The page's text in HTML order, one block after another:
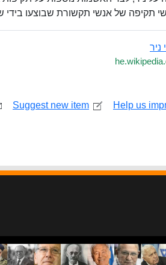
תקיפה של אנשי תקשורת שבוצעו בידי
ניר
Help us
Suggest new item